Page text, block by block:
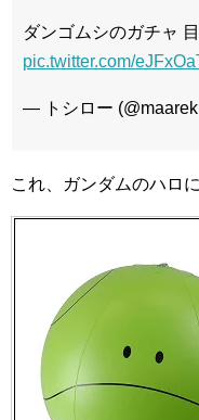
ダンゴムシのガチャ
pic.twitter.com/
— トシロー
これ、ガンダムのハロ